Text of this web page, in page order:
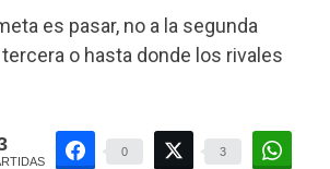
es pasar, no a la segunda
tercera o hasta donde los rivales
0 3